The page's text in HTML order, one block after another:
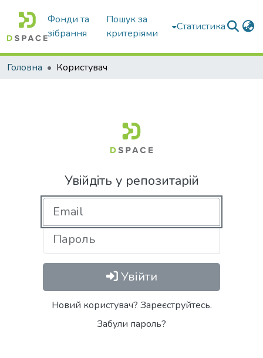
Фонди та
зібрання
Пошук за
критеріями
Статистика
Головна Користувач
Увійдіть у репозитарій
Увійти
Новий користувач? Зареєструйтесь.
Забули пароль?